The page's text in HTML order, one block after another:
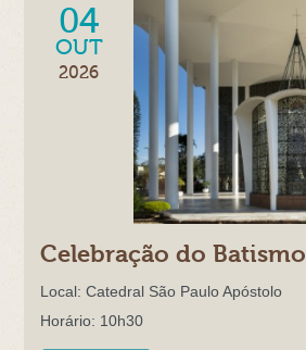
04
OUT
2026
Celebração do Batismo
Local: Catedral São Paulo Apóstolo
Horário: 10h30